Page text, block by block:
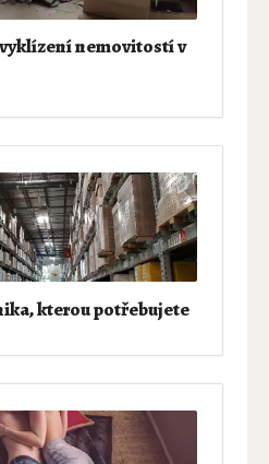
nemovitostí v
kterou potřebujete